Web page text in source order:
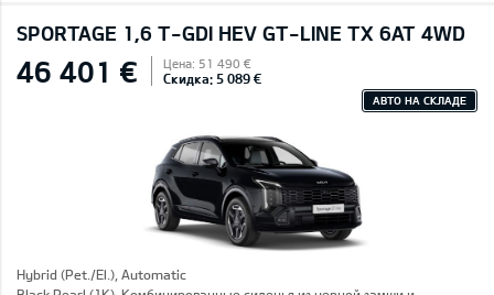
SPORTAGE 1,6 T-GDI HEV GT-LINE TX 6AT 4WD
46 401 € Цена: 51 490 €
Скидка: 5 089 €
АВТО НА СКЛАДЕ
Hybrid (Pet./El.), Automatic